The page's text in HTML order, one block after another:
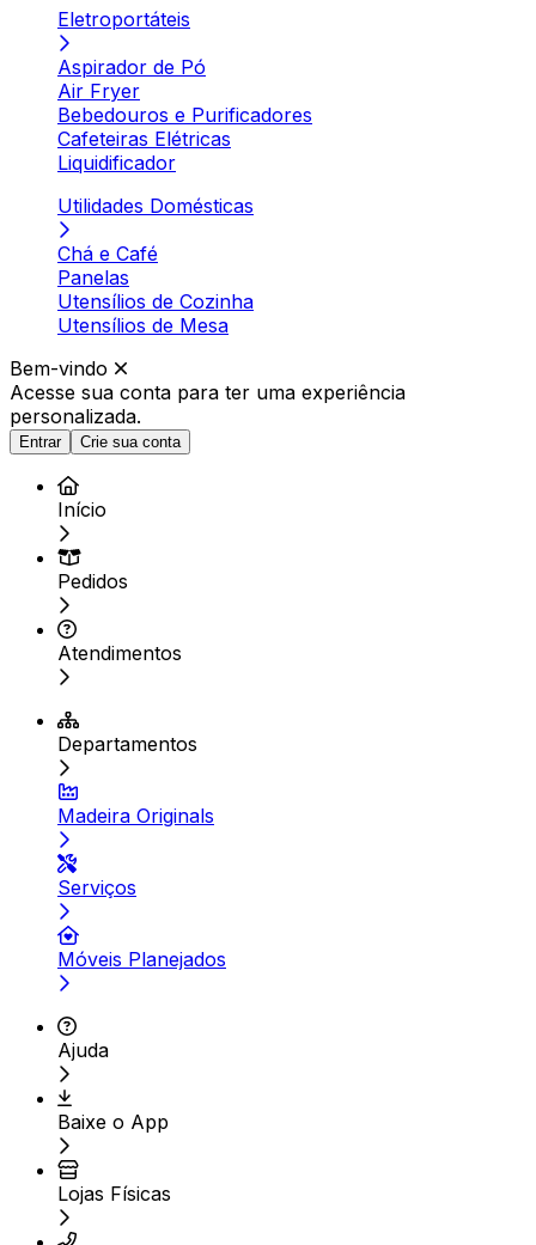
Eletroportáteis
Aspirador de Pó
Air Fryer
Bebedouros e Purificadores
Cafeteiras Elétricas
Liquidificador
Utilidades Domésticas
Chá e Café
Panelas
Utensílios de Cozinha
Utensílios de Mesa
Bem-vindo
Acesse sua conta para ter uma experiência
personalizada.
Entrar Crie sua conta
Início
Pedidos
Atendimentos
Departamentos
Madeira Originals
Serviços
Móveis Planejados
Ajuda
Baixe o App
Lojas Físicas